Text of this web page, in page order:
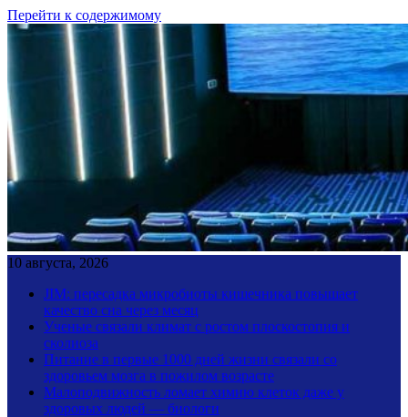
Перейти к содержимому
10 августа, 2026
JIM: пересадка микробиоты кишечника повышает
качество сна через месяц
Ученые связали климат с ростом плоскостопия и
сколиоза
Питание в первые 1000 дней жизни связали со
здоровьем мозга в пожилом возрасте
Малоподвижность ломает химию клеток даже у
здоровых людей — биологи